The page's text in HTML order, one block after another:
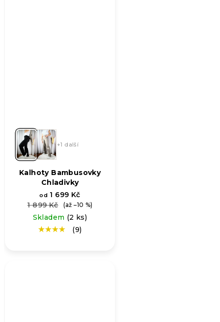
+1 další
Kalhoty Bambusovky
Chladivky
od 1 699 Kč
1 899 Kč
(až –10 %)
Skladem (2 ks)
Průměrné(9)